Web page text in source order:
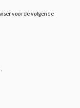
voor de volgende